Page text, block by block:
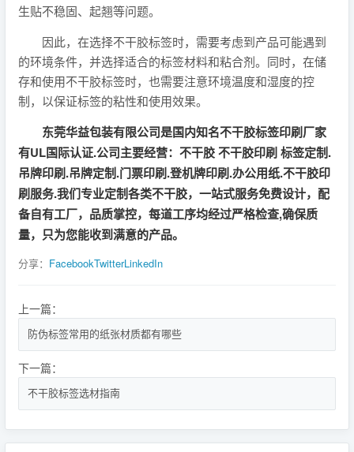
生贴不稳固、起翘等问题。
因此，在选择不干胶标签时，需要考虑到产品可能遇到
的环境条件，并选择适合的标签材料和粘合剂。同时，在储
存和使用不干胶标签时，也需要注意环境温度和湿度的控
制，以保证标签的粘性和使用效果。
东莞华益包装有限公司是国内知名不干胶标签印刷厂家
有UL国际认证.公司主要经营：不干胶 不干胶印刷 标签定制.
吊牌印刷.吊牌定制.门票印刷.登机牌印刷.办公用纸.不干胶印
刷服务.我们专业定制各类不干胶，一站式服务免费设计，配
备自有工厂，品质掌控，每道工序均经过严格检查,确保质
量，只为您能收到满意的产品。
分享： FacebookTwitterLinkedIn
上一篇：
防伪标签常用的纸张材质都有哪些
下一篇：
不干胶标签选材指南